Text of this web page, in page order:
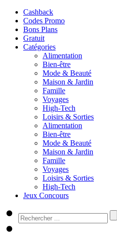
Cashback
Codes Promo
Bons Plans
Gratuit
Catégories
Alimentation
Bien-être
Mode & Beauté
Maison & Jardin
Famille
Voyages
High-Tech
Loisirs & Sorties
Alimentation
Bien-être
Mode & Beauté
Maison & Jardin
Famille
Voyages
Loisirs & Sorties
High-Tech
Jeux Concours